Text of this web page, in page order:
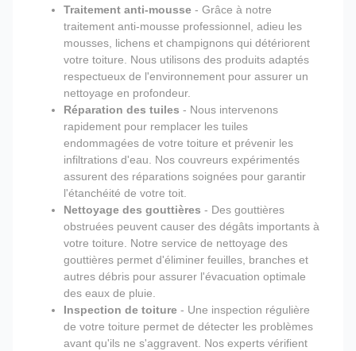
Traitement anti-mousse - Grâce à notre
traitement anti-mousse professionnel, adieu les
mousses, lichens et champignons qui détériorent
votre toiture. Nous utilisons des produits adaptés
respectueux de l'environnement pour assurer un
nettoyage en profondeur.
Réparation des tuiles - Nous intervenons
rapidement pour remplacer les tuiles
endommagées de votre toiture et prévenir les
infiltrations d'eau. Nos couvreurs expérimentés
assurent des réparations soignées pour garantir
l'étanchéité de votre toit.
Nettoyage des gouttières - Des gouttières
obstruées peuvent causer des dégâts importants à
votre toiture. Notre service de nettoyage des
gouttières permet d'éliminer feuilles, branches et
autres débris pour assurer l'évacuation optimale
des eaux de pluie.
Inspection de toiture - Une inspection régulière
de votre toiture permet de détecter les problèmes
avant qu'ils ne s'aggravent. Nos experts vérifient